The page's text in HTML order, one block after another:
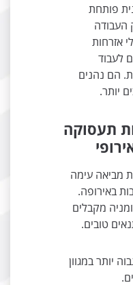
עימה
מקבלים
במגוון